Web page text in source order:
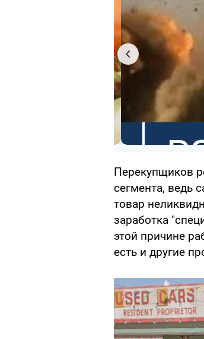
Перекупщиков
сегмента, ведь
товар
заработка
этой причине
есть и другие